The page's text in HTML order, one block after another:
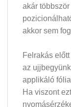
akár
akkor sem
Felrakás
az
applikáló
Ha viszont